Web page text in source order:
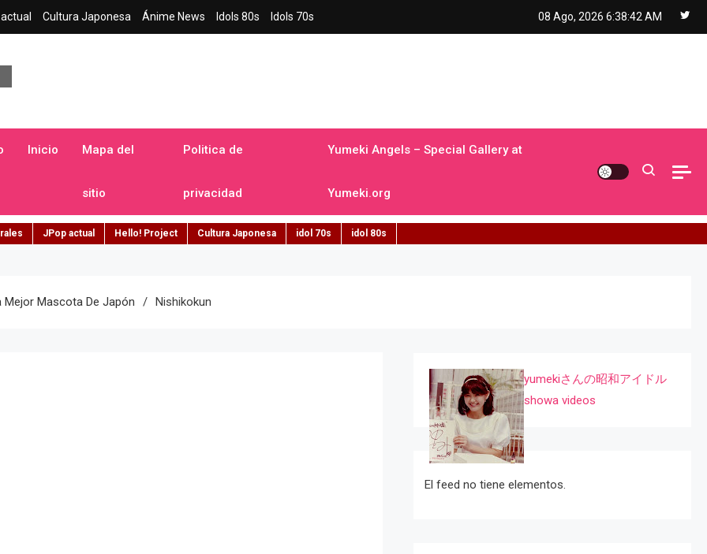
Cultura Japonesa Ánime News Idols 80s Idols 70s 08 Ago, 2026 6:38:43 AM
Inicio Mapa del
sitio
Politica de
privacidad
Yumeki Angels – Special Gallery at
Yumeki.org
JPop actual Hello! Project Cultura Japonesa idol 70s idol 80s
Mejor Mascota De Japón Nishikokun
yumekiさんの昭和アイドル
showa videos
El feed no tiene elementos.